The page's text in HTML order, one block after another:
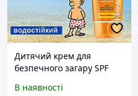
Дитячий крем для
безпечного загару SPF
90 мл.
В наявності